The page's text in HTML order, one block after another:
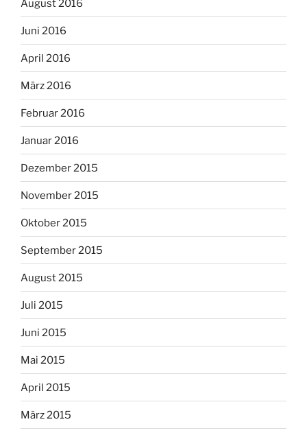
August 2016
Juni 2016
April 2016
März 2016
Februar 2016
Januar 2016
Dezember 2015
November 2015
Oktober 2015
September 2015
August 2015
Juli 2015
Juni 2015
Mai 2015
April 2015
März 2015